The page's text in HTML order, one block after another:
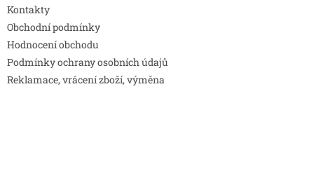
Kontakty
Obchodní podmínky
Hodnocení obchodu
Podmínky ochrany osobních údajů
Reklamace, vrácení zboží, výměna